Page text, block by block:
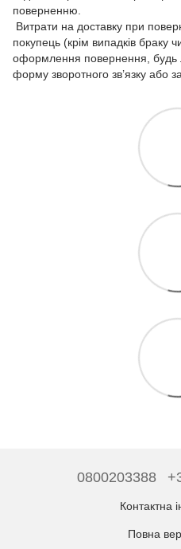
поверненню.
Витрати на доставку при
покупець (крім випадків браку
оформлення повернення, будь
форму зворотного зв’язку або
0800203388
Контактна
Повна